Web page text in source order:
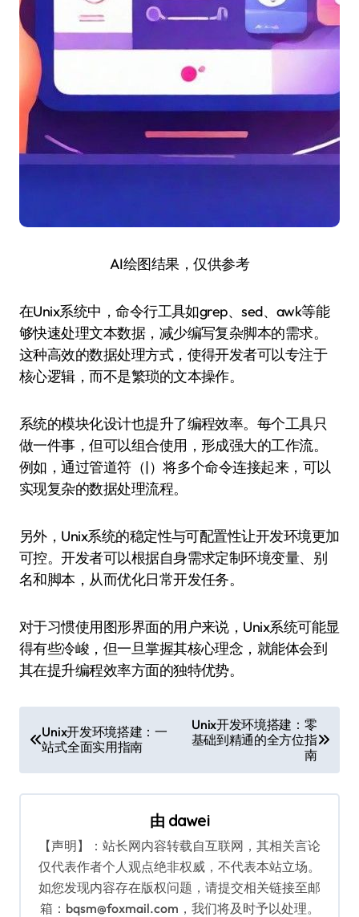
AI绘图结果，仅供参考
在Unix系统中，命令行工具如grep、sed、awk等能
够快速处理文本数据，减少编写复杂脚本的需求。
这种高效的数据处理方式，使得开发者可以专注于
核心逻辑，而不是繁琐的文本操作。
系统的模块化设计也提升了编程效率。每个工具只
做一件事，但可以组合使用，形成强大的工作流。
例如，通过管道符（|）将多个命令连接起来，可以
实现复杂的数据处理流程。
另外，Unix系统的稳定性与可配置性让开发环境更加
可控。开发者可以根据自身需求定制环境变量、别
名和脚本，从而优化日常开发任务。
对于习惯使用图形界面的用户来说，Unix系统可能显
得有些冷峻，但一旦掌握其核心理念，就能体会到
其在提升编程效率方面的独特优势。
章
导
航
Unix开发环境搭建：一
站式全面实用指南
Unix开发环境搭建：零
基础到精通的全方位指
南
由 dawei
【声明】：站长网内容转载自互联网，其相关言论
仅代表作者个人观点绝非权威，不代表本站立场。
如您发现内容存在版权问题，请提交相关链接至邮
箱：bqsm@foxmail.com，我们将及时予以处理。